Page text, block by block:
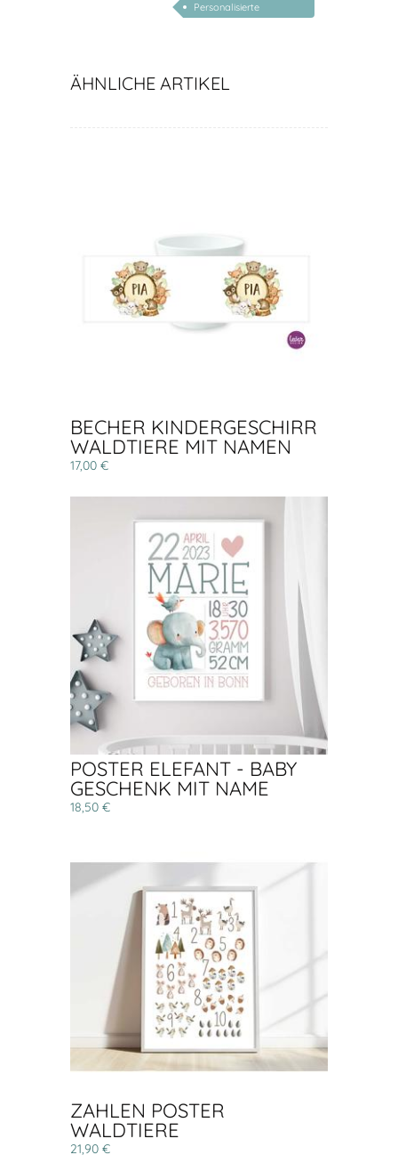
Personalisierte
ÄHNLICHE ARTIKEL
BECHER KINDERGESCHIRR
WALDTIERE MIT NAMEN
17,00 €
POSTER ELEFANT - BABY
GESCHENK MIT NAME
18,50 €
ZAHLEN POSTER
WALDTIERE
21,90 €